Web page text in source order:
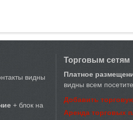
видны
+ блок на
Торговым сетям
Платное
видны всем
Добавить
Аренда торговых